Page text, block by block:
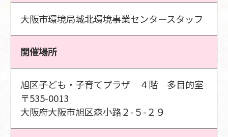
大阪市環境局城北環境事業センタースタッフ
開催場所
旭区子ども・子育てプラザ ４階 多目的室
〒535-0013
大阪府大阪市旭区森小路２-５-２９